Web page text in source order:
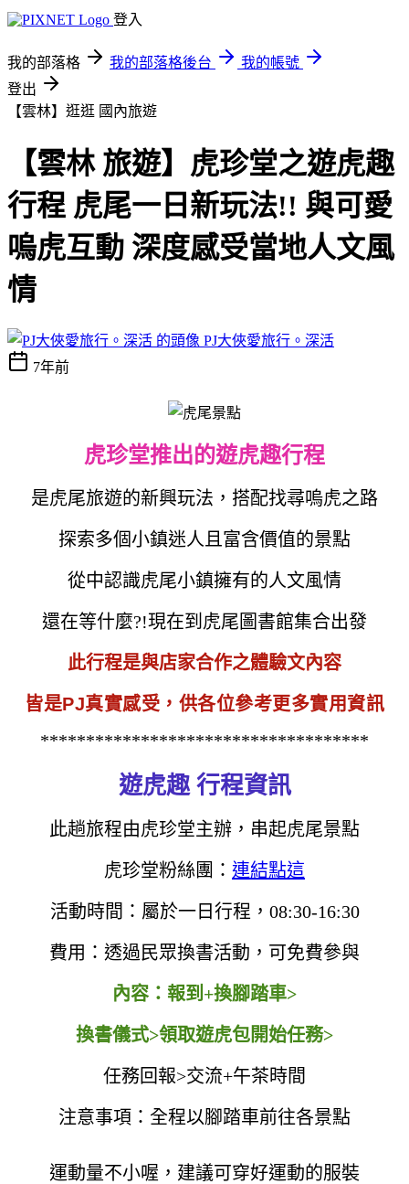
登入
我的部落格 我的部落格後台
我的帳號
登出
【雲林】逛逛 國內旅遊
【雲林 旅遊】虎珍堂之遊虎趣
行程 虎尾一日新玩法!! 與可愛
嗚虎互動 深度感受當地人文風
情
PJ大俠愛旅行。深活
7年前
虎珍堂推出的遊虎趣行程
是虎尾旅遊的新興玩法，搭配找尋嗚虎之路
探索多個小鎮迷人且富含價值的景點
從中認識虎尾小鎮擁有的人文風情
還在等什麼?!現在到虎尾圖書館集合出發
此行程是與店家合作之體驗文內容
皆是PJ真實感受，供各位參考更多實用資訊
************************************
遊虎趣 行程資訊
此趟旅程由虎珍堂主辦，串起虎尾景點
虎珍堂粉絲團： 連結點這
活動時間：屬於一日行程，08:30-16:30
費用：透過民眾換書活動，可免費參與
內容：報到+換腳踏車>
換書儀式>領取遊虎包開始任務>
任務回報>交流+午茶時間
注意事項：全程以腳踏車前往各景點
運動量不小喔，建議可穿好運動的服裝